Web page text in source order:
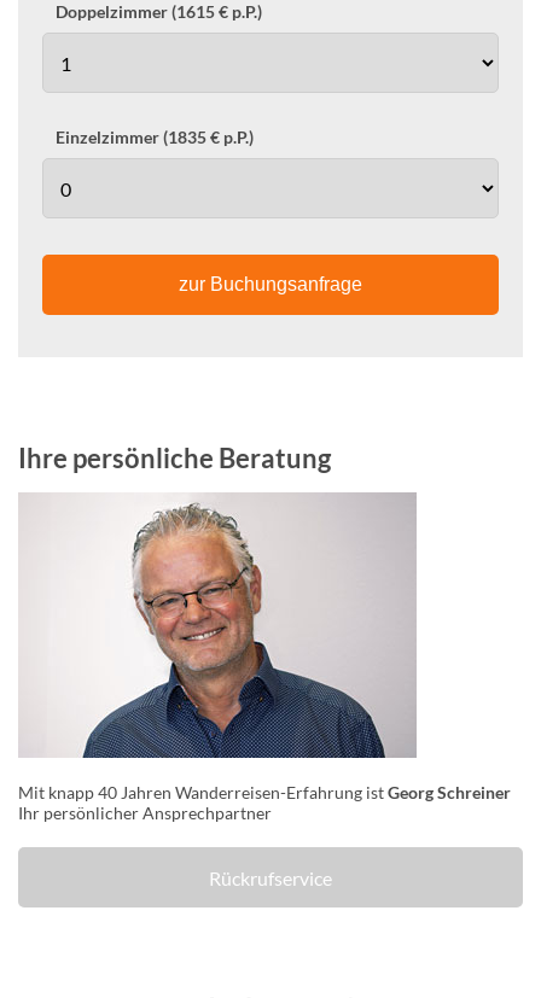
Doppelzimmer (1615 € p.P.)
Einzelzimmer (1835 € p.P.)
zur Buchungsanfrage
Ihre persönliche Beratung
Mit knapp 40 Jahren Wanderreisen-Erfahrung istGeorg Schreiner
Ihr persönlicher Ansprechpartner
Rückrufservice